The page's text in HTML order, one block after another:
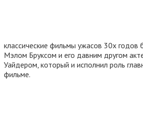
классические фильмы ужасов 30х годов
Мэлом Бруксом и его давним другом
Уайдером, который и исполнил роль
фильме.